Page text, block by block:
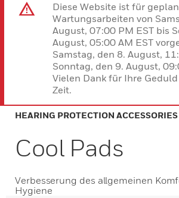
Diese Website ist für
Wartungsarbeiten von
August, 07:00 PM EST bis
August, 05:00 AM EST
Samstag, den 8. August,
Sonntag, den 9. August,
Vielen Dank für Ihre
Zeit.
HEARING PROTECTION ACCESSORIES
Cool Pads
Verbesserung des allgemeinen
Hygiene